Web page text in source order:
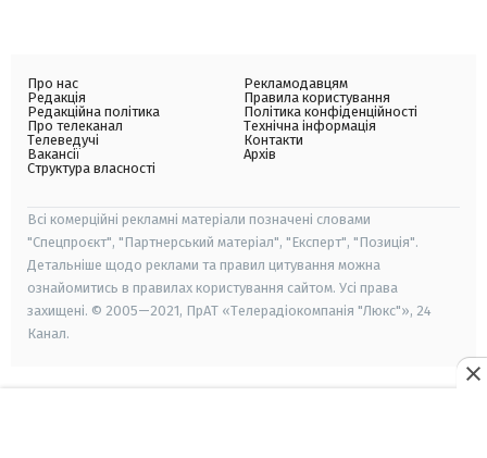
Про нас
Редакція
Редакційна політика
Про телеканал
Телеведучі
Вакансії
Структура власності
Рекламодавцям
Правила користування
Політика конфіденційності
Технічна інформація
Контакти
Архів
Всі комерційні рекламні матеріали позначені словами
"Спецпроєкт", "Партнерський матеріал", "Експерт", "Позиція".
Детальніше щодо реклами та правил цитування можна
ознайомитись в правилах користування сайтом. Усі права
захищені. © 2005—2021, ПрАТ «Телерадіокомпанія "Люкс"», 24
Канал.